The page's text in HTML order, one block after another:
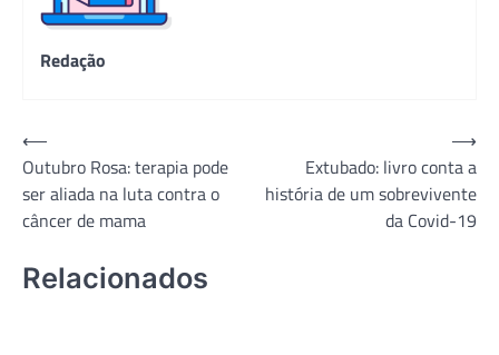
Redação
Navegação
de
Post
⟵
Outubro Rosa: terapia pode
ser aliada na luta contra o
câncer de mama
Extubado: livro conta a
história de um sobrevivente
da Covid-19
⟶
Relacionados